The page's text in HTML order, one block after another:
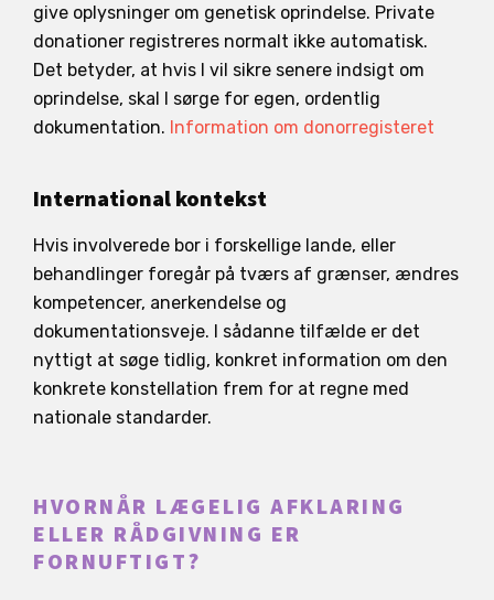
give oplysninger om genetisk oprindelse. Private
donationer registreres normalt ikke automatisk.
Det betyder, at hvis I vil sikre senere indsigt om
oprindelse, skal I sørge for egen, ordentlig
dokumentation. Information om donorregisteret
International kontekst
Hvis involverede bor i forskellige lande, eller
behandlinger foregår på tværs af grænser, ændres
kompetencer, anerkendelse og
dokumentationsveje. I sådanne tilfælde er det
nyttigt at søge tidlig, konkret information om den
konkrete konstellation frem for at regne med
nationale standarder.
HVORNÅR LÆGELIG AFKLARING
ELLER RÅDGIVNING ER
FORNUFTIGT?